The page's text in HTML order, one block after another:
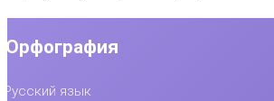
Орфография
Русский язык